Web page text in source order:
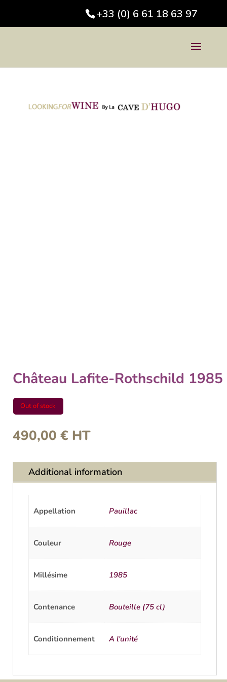
+33 (0) 6 61 18 63 97
Château Lafite-Rothschild 1985
Out of stock
490,00 € HT
Additional information
Appellation Pauillac
Couleur Rouge
Millésime 1985
Contenance Bouteille (75 cl)
Conditionnement A l'unité